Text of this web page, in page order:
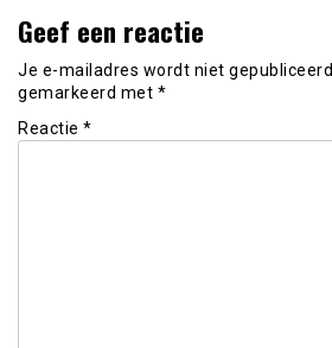
Geef een reactie
Je e-mailadres wordt niet gepubliceerd.
gemarkeerd met *
Reactie *